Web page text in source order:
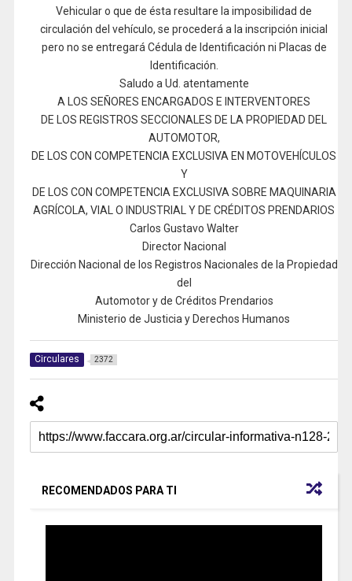
Vehicular o que de ésta resultare la imposibilidad de
circulación del vehículo, se procederá a la inscripción inicial
pero no se entregará Cédula de Identificación ni Placas de
Identificación.
Saludo a Ud. atentamente
A LOS SEÑORES ENCARGADOS E INTERVENTORES
DE LOS REGISTROS SECCIONALES DE LA PROPIEDAD DEL
AUTOMOTOR,
DE LOS CON COMPETENCIA EXCLUSIVA EN MOTOVEHÍCULOS
Y
DE LOS CON COMPETENCIA EXCLUSIVA SOBRE MAQUINARIA
AGRÍCOLA, VIAL O INDUSTRIAL Y DE CRÉDITOS PRENDARIOS
Carlos Gustavo Walter
Director Nacional
Dirección Nacional de los Registros Nacionales de la Propiedad
del
Automotor y de Créditos Prendarios
Ministerio de Justicia y Derechos Humanos
Circulares 2372
RECOMENDADOS PARA TI